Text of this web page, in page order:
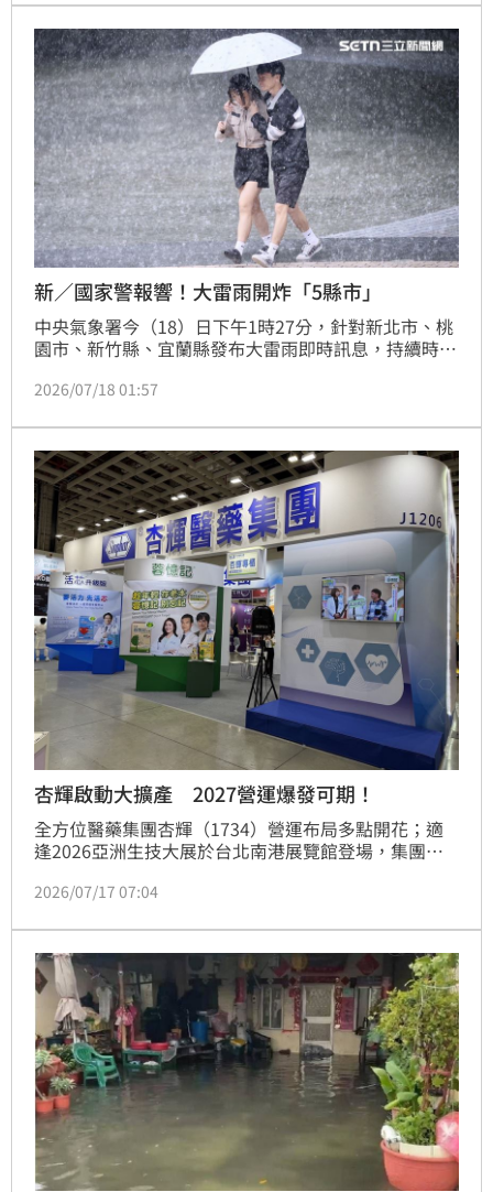
中央與地方持續攜手合作，提升臺灣生技 產業競爭
力，帶動地方經濟發展。
新／國家警報響！大雷雨開炸「5縣市」
中央氣象署今（18）日下午1時27分，針對新北市、桃
園市、新竹縣、宜蘭縣發布大雷雨即時訊息，持續時間
息，持續時間至下午2時36分，提醒有短延時強降雨發
漲、低能見度、雷擊。
2026/07/18 01:57
杏輝啟動大擴產 2027營運爆發可期！
全方位醫藥集團杏輝（1734）營運布局多點開花；適
逢2026亞洲生技大展於台北南港展覽館登場，集團旗
持續深化與日本Magmitt、Daito等大藥廠的合作，委
髮健康剛性需求，杏輝宣布啟動更大規模的產能投資整
改擴建計畫，為2027年後營運放量預作準備。
2026/07/17 07:04